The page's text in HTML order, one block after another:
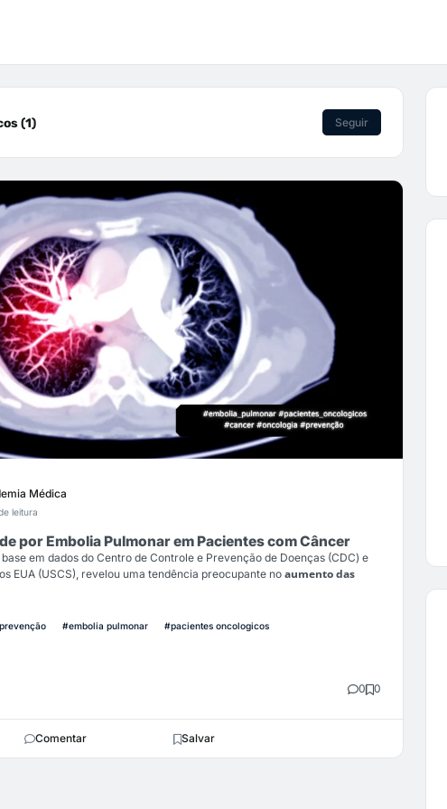
(1) Seguir
Médica
leitura
por Embolia Pulmonar em Pacientes com Câncer
em dados do Centro de Controle e Prevenção de Doenças (CDC) e
EUA (USCS), revelou uma tendência preocupante no aumento das
#embolia pulmonar #pacientes oncologicos
0 0
Comentar Salvar